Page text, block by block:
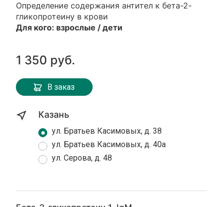
Определение содержания антител к бета-2-
гликопротеину в крови
Для кого: взрослые / дети
1 350 руб.
В заказ
Казань
ул. Братьев Касимовых, д. 38
ул. Братьев Касимовых, д. 40а
ул. Серова, д. 48